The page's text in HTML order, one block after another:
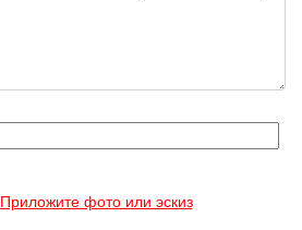
Приложите фото или эскиз